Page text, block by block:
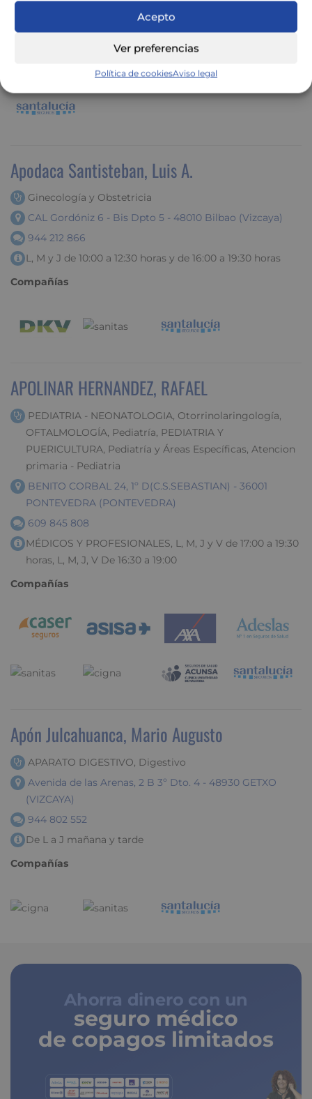
Acepto
Ver preferencias
Política de cookiesAviso legal
Apodaca Santisteban, Luis A.
Ginecología y Obstetricia
CAL Gordóniz 6 - Bis Dpto 5 - 48010 Bilbao (Vizcaya)
944 212 866
L, M y J de 10:00 a 12:30 horas y de 16:00 a 19:30 horas
Compañías
APOLINAR HERNANDEZ, RAFAEL
PEDIATRIA - NEONATOLOGIA, Otorrinolaringología,
OFTALMOLOGÍA, Pediatría, PEDIATRIA Y
PUERICULTURA, Pediatría y Áreas Específicas, Atencion
primaria - Pediatria
BENITO CORBAL 24, 1º D(C.S.SEBASTIAN) - 36001
PONTEVEDRA (PONTEVEDRA)
609 845 808
MÉDICOS Y PROFESIONALES, L, M, J y V de 17:00 a 19:30
horas, L, M, J, V De 16:30 a 19:00
Compañías
Apón Julcahuanca, Mario Augusto
APARATO DIGESTIVO, Digestivo
Avenida de las Arenas, 2 B 3º Dto. 4 - 48930 GETXO
(VIZCAYA)
944 802 552
De L a J mañana y tarde
Compañías
Ahorra dinero con un
seguro médico
de copagos limitados